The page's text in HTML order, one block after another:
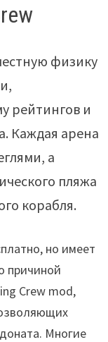
физику
рейтингов и
Каждая арена
а
пляжа
корабля.
но имеет
причиной
Crew mod,
Многие